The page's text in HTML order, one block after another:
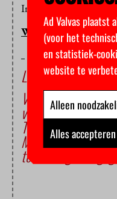
Interesse? Meld je aan.
WELMOED VISSER
Lees ook
Vooral instellingen
Terwijl u op de
Meerderheid
torenhoog
Ad Valvas plaatst
(voor het
en statistiek-
website te
Alleen
Alles accepteren